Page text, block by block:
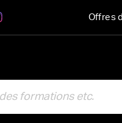
Offres